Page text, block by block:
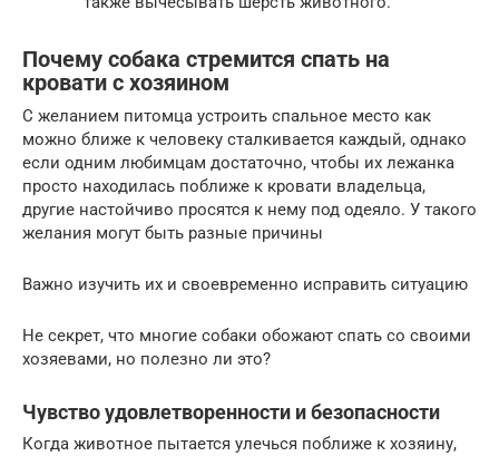
Почему собака стремится спать на
кровати с хозяином
С желанием питомца устроить спальное место как
можно ближе к человеку сталкивается каждый, однако
если одним любимцам достаточно, чтобы их лежанка
просто находилась поближе к кровати владельца,
другие настойчиво просятся к нему под одеяло. У такого
желания могут быть разные причины
Важно изучить их и своевременно исправить ситуацию
Не секрет, что многие собаки обожают спать со своими
хозяевами, но полезно ли это?
Чувство удовлетворенности и безопасности
Когда животное пытается улечься поближе к хозяину,